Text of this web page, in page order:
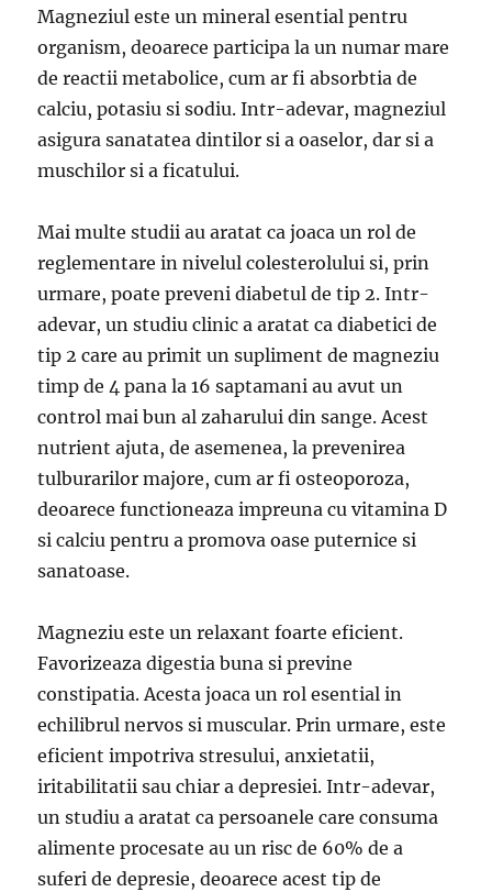
Magneziul este un mineral esential pentru
organism, deoarece participa la un numar mare
de reactii metabolice, cum ar fi absorbtia de
calciu, potasiu si sodiu. Intr-adevar, magneziul
asigura sanatatea dintilor si a oaselor, dar si a
muschilor si a ficatului.
Mai multe studii au aratat ca joaca un rol de
reglementare in nivelul colesterolului si, prin
urmare, poate preveni diabetul de tip 2. Intr-
adevar, un studiu clinic a aratat ca diabetici de
tip 2 care au primit un supliment de magneziu
timp de 4 pana la 16 saptamani au avut un
control mai bun al zaharului din sange. Acest
nutrient ajuta, de asemenea, la prevenirea
tulburarilor majore, cum ar fi osteoporoza,
deoarece functioneaza impreuna cu vitamina D
si calciu pentru a promova oase puternice si
sanatoase.
Magneziu este un relaxant foarte eficient.
Favorizeaza digestia buna si previne
constipatia. Acesta joaca un rol esential in
echilibrul nervos si muscular. Prin urmare, este
eficient impotriva stresului, anxietatii,
iritabilitatii sau chiar a depresiei. Intr-adevar,
un studiu a aratat ca persoanele care consuma
alimente procesate au un risc de 60% de a
suferi de depresie, deoarece acest tip de